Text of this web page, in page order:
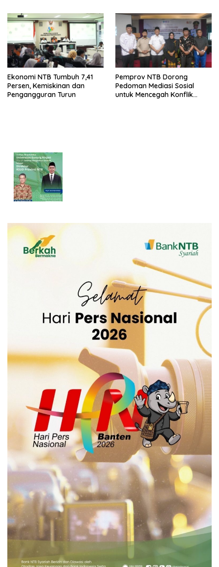
Ekonomi NTB Tumbuh 7,41
Persen, Kemiskinan dan
Pengangguran Turun
Pemprov NTB Dorong
Pedoman Mediasi Sosial
untuk Mencegah Konflik